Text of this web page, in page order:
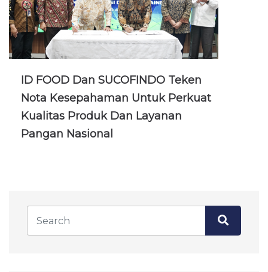
ID FOOD Dan SUCOFINDO Teken
Nota Kesepahaman Untuk Perkuat
Kualitas Produk Dan Layanan
Pangan Nasional